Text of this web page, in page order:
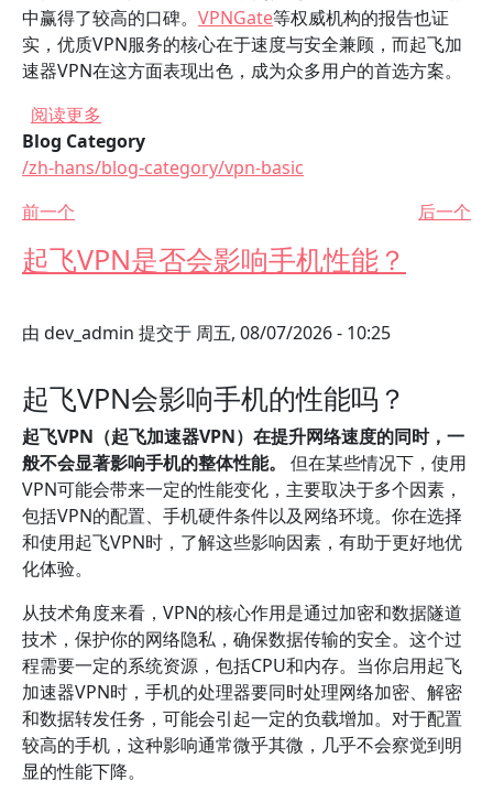
中赢得了较高的口碑。 VPNGate等权威机构的报告也证
实，优质VPN服务的核心在于速度与安全兼顾，而起飞加
速器VPN在这方面表现出色，成为众多用户的首选方案。
阅读更多
Blog Category
/zh-hans/blog-category/vpn-basic
前一个
后一个
起飞VPN是否会影响手机性能？
由 dev_admin 提交于 周五, 08/07/2026 - 10:25
起飞VPN会影响手机的性能吗？
起飞VPN（起飞加速器VPN）在提升网络速度的同时，一
般不会显著影响手机的整体性能。
但在某些情况下，使用
VPN可能会带来一定的性能变化，主要取决于多个因素，
包括VPN的配置、手机硬件条件以及网络环境。你在选择
和使用起飞VPN时，了解这些影响因素，有助于更好地优
化体验。
从技术角度来看，VPN的核心作用是通过加密和数据隧道
技术，保护你的网络隐私，确保数据传输的安全。这个过
程需要一定的系统资源，包括CPU和内存。当你启用起飞
加速器VPN时，手机的处理器要同时处理网络加密、解密
和数据转发任务，可能会引起一定的负载增加。对于配置
较高的手机，这种影响通常微乎其微，几乎不会察觉到明
显的性能下降。